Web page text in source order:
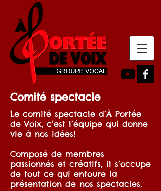
Comité spectacle
Le comité spectacle d’À Portée
de Voix, c’est l’équipe qui donne
vie à nos idées!
Composé de membres
passionnés et créatifs, il s’occupe
de tout ce qui entoure la
présentation de nos spectacles.